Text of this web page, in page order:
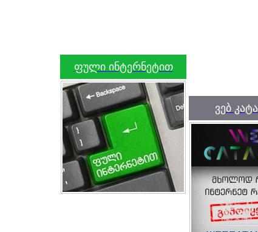
ფული ინტერნეტით
ვებ